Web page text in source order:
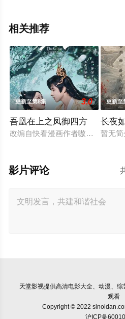
相关推荐
更新至第8集 3.0
吾凰在上之凤御四方
改编自快看漫画作者嗷小泽的独
更新至
长夜
暂无
影片评论
天堂影视提供高清电影大全、动漫、
观看
Copyright © 2022
沪ICP备